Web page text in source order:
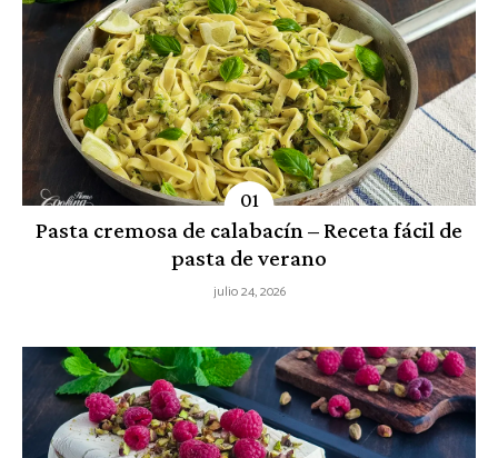
Pasta cremosa de calabacín – Receta fácil de
pasta de verano
julio 24, 2026